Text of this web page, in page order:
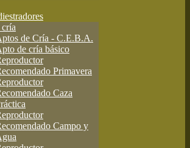
de Cría - C.E.B.A.
de cría básico
Primavera
Caza
Campo y